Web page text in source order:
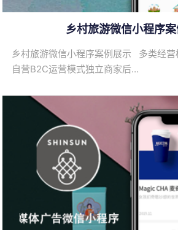
乡村旅游微信小程序
乡村旅游微信小程序案例展示 多类经营
自营B2C运营模式独立商家后…